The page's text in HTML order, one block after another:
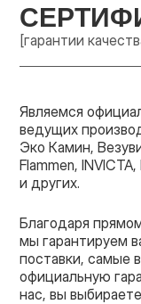
[гарантии
Являемся
ведущих
Эко Камин,
Flammen,
и других.
Благодаря
мы гарантируем
поставки, самые
официальную
нас, вы